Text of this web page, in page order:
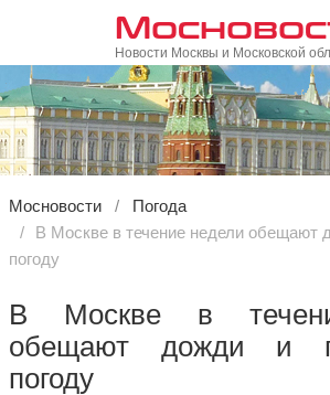
Новости Москвы и Московской
Мосновости
Погода
В Москве в течение недели обещают
погоду
В Москве в
обещают дожди и
погоду